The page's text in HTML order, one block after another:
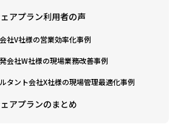
アプラン利用者の声
社V社様の営業効率化事例
会社W社様の現場業務改善事例
タント会社X社様の現場管理最適化事例
アプランのまとめ